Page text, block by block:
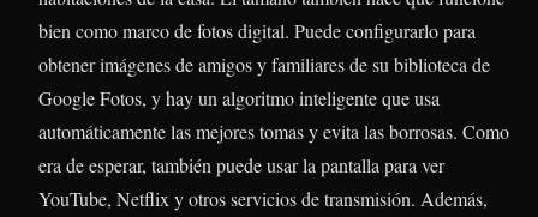
bien como marco de fotos digital. Puede configurarlo para
obtener imágenes de amigos y familiares de su biblioteca de
Google Fotos, y hay un algoritmo inteligente que usa
automáticamente las mejores tomas y evita las borrosas. Como
era de esperar, también puede usar la pantalla para ver
YouTube, Netflix y otros servicios de transmisión. Además,